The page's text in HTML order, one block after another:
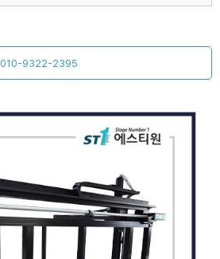
010-9322-2395